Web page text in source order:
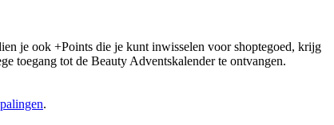
je ook +Points die je kunt inwisselen voor shoptegoed, krijg
toegang tot de Beauty Adventskalender te ontvangen.
.